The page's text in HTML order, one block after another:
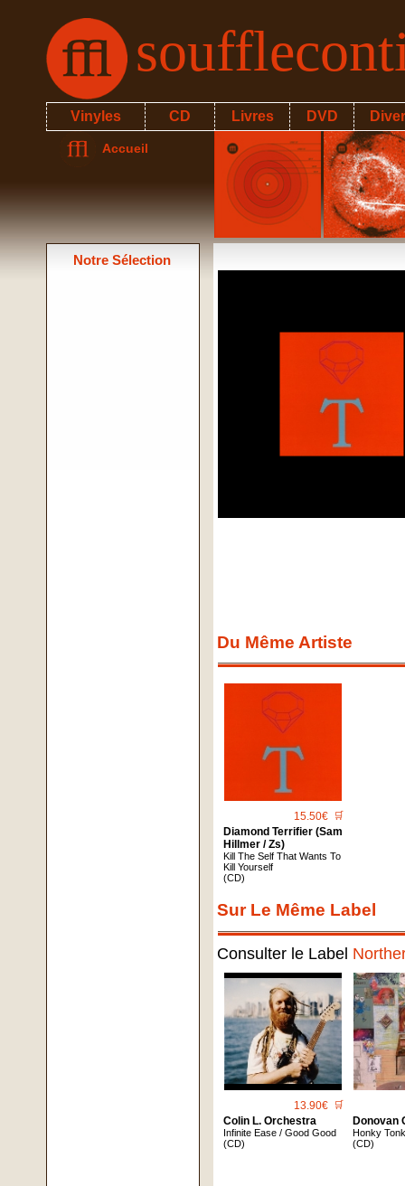
Vinyles CD Livres DVD
Accueil
Notre Sélection
Du Même Artiste
15.50€ 🛒
Diamond Terrifier (Sam
Hillmer / Zs)
Kill The Self That Wants To
Kill Yourself
(CD)
Sur Le Même Label
Consulter le Label
13.90€ 🛒
Colin L. Orchestra
Infinite Ease / Good Good
(CD)
Donovan
Honky
(CD)